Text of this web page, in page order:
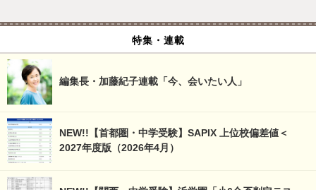
特集・連載
編集長・加藤紀子連載「今、会いたい人」
NEW!!【首都圏・中学受験】SAPIX 上位校偏差値＜
2027年度版（2026年4月）